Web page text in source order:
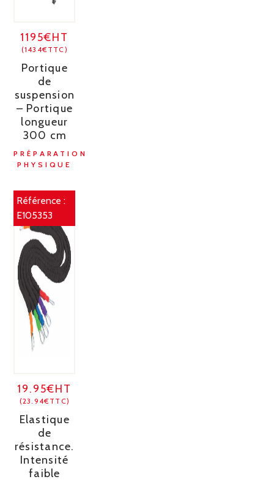
1195€HT
(1434€TTC)
Portique
de
suspension
– Portique
longueur
300 cm
PRÉPARATION
PHYSIQUE
Référence :
E105353
19.95€HT
(23.94€TTC)
Elastique
de
résistance.
Intensité
faible